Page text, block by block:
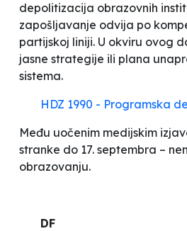
depolitizacija obrazovnih
zapošljavanje odvija po
partijskoj liniji. U okviru ovog
jasne strategije ili plana
sistema.
HDZ 1990 - Programska
Među uočenim medijskim
stranke do 17. septembra –
obrazovanju.
DF